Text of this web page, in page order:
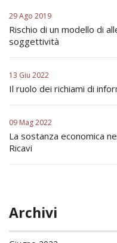
29 Ago 2019
Rischio di un modello di
soggettività
13 Giu 2022
Il ruolo dei richiami di
09 Mag 2022
La sostanza economica
Ricavi
Archivi